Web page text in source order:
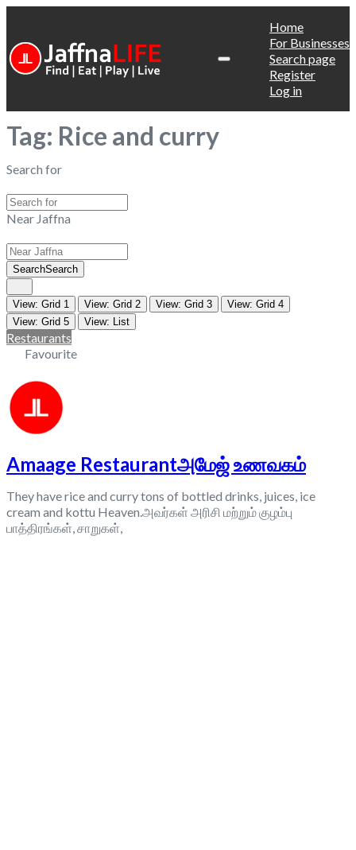
Home
For Businesses
Search page
Register
Log in
Tag: Rice and curry
Search for
Near Jaffna
SearchSearch
View: Grid 1 View: Grid 2 View: Grid 3
View: Grid 4
View: Grid 5
View: List
Restaurants
Favourite
Amaage Restaurantஅமேஜ் உணவகம்
They have rice and curry tons of bottled drinks, juices, ice
cream and kottu Heaven.அவர்கள் அரிசி மற்றும் குழம்பு
பாத்திரங்கள், சாறுகள்,